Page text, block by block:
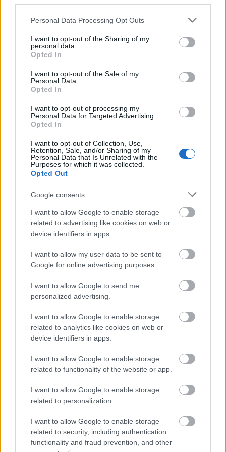
Please note that this website/app uses one or more Google
not limited to your visit or usage behaviour. You may click to
grant or deny consent to Google and its third-party tags to
use your data for below specified purposes in below Google
consent section.
Personal Data Processing Opt Outs
I want to opt-out of the Sharing of my
personal data.
Opted In
I want to opt-out of the Sale of my
Personal Data.
Opted In
I want to opt-out of processing my
Personal Data for Targeted Advertising.
Opted In
I want to opt-out of Collection, Use,
Retention, Sale, and/or Sharing of my
Personal Data that Is Unrelated with the
Purposes for which it was collected.
Opted Out
Google consents
I want to allow Google to enable storage
related to advertising like cookies on web or
device identifiers in apps.
I want to allow my user data to be sent to
Google for online advertising purposes.
I want to allow Google to send me
personalized advertising.
I want to allow Google to enable storage
related to analytics like cookies on web or
device identifiers in apps.
I want to allow Google to enable storage
related to functionality of the website or app.
I want to allow Google to enable storage
related to personalization.
I want to allow Google to enable storage
related to security, including authentication
functionality and fraud prevention, and other
Könyvkritika: Benyák Zoltán: Az
utolsó emberig (2018)
Egy életeken át tartó utazás krónikája
Nagy Judit Áfonya•2018. június 27.
Ahol az egyediség és a kiforrott stílus találkozik,
megszületik valami, amit bármely szöveges alkotást
A képzeletben összeálló történeteket átjáró, az
olvasás során a "könyvben utazót" éppen csak
éppen…